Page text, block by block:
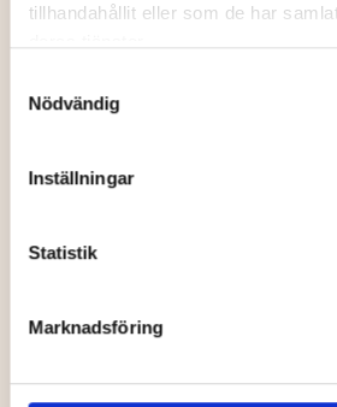
tillhandahållit eller som de har
Nödvändig
Inställningar
Statistik
Marknadsföring
Kjellvander
The Galloping